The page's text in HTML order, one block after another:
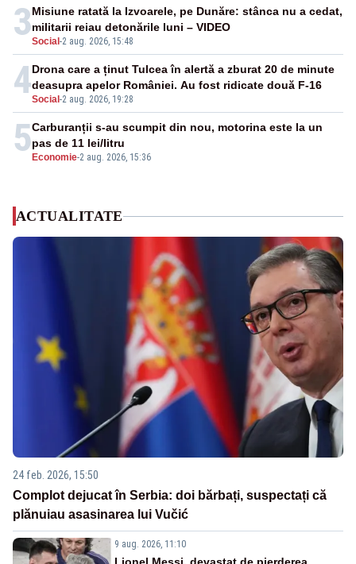
3Social -2 aug. 2026, 15:48
Misiune ratată la Izvoarele, pe Dunăre: stânca nu a cedat,
militarii reiau detonările luni – VIDEO
4Social -2 aug. 2026, 19:28
Drona care a ținut Tulcea în alertă a zburat 20 de minute
deasupra apelor României. Au fost ridicate două F-16
5 Economie-2 aug. 2026, 15:36
Carburanții s-au scumpit din nou, motorina este la un
pas de 11 lei/litru
ACTUALITATE
24 feb. 2026, 15:50
Complot dejucat în Serbia: doi bărbați, suspectați că
plănuiau asasinarea lui Vučić
9 aug. 2026, 11:10
Lionel Messi, devastat de pierderea